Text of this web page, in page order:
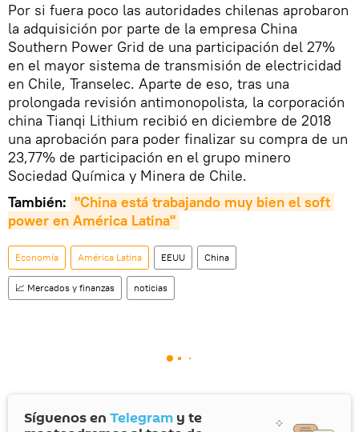
Por si fuera poco las autoridades chilenas aprobaron
la adquisición por parte de la empresa China
Southern Power Grid de una participación del 27%
en el mayor sistema de transmisión de electricidad
en Chile, Transelec. Aparte de eso, tras una
prolongada revisión antimonopolista, la corporación
china Tianqi Lithium recibió en diciembre de 2018
una aprobación para poder finalizar su compra de un
23,77% de participación en el grupo minero
Sociedad Química y Minera de Chile.
También: "China está trabajando muy bien el soft
power en América Latina"
Economía América Latina EEUU China
📈 Mercados y finanzas noticias
Síguenos en Telegram y te